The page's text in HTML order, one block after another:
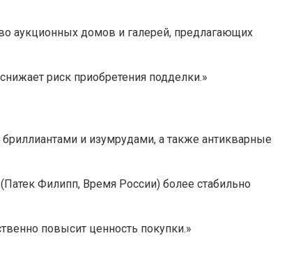
аукционных домов и галерей, предлагающих
риск приобретения подделки.»
и изумрудами, а также антикварные
Филипп, Время России) более стабильно
повысит ценность покупки.»